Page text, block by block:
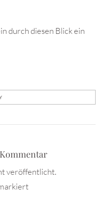
durch diesen Blick ein
veröffentlicht.